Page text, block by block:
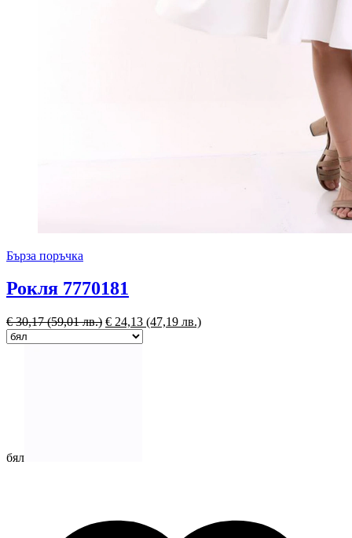
Бърза поръчка
Рокля 7770181
€30,17(59,01 лв.) € 24,13 (47,19 лв.)
бял